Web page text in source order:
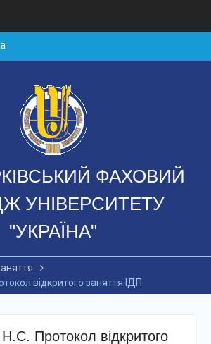
курс “Булінг в
жертвою?”
НАВЧАННЯ
ФАХОВИЙ
УНІВЕРСИТЕТУ
"УКРАЇНА"
відкритого заняття ІДП
Протокол відкритого